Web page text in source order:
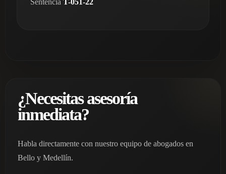
Sentencia T-051-22
¿Necesitas asesoría
inmediata?
Habla directamente con nuestro equipo de abogados en
Bello y Medellín.